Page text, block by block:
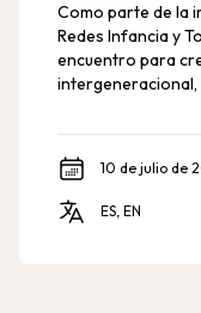
Como parte de la
Redes Infancia y
encuentro para
10 de julio de
ES, EN